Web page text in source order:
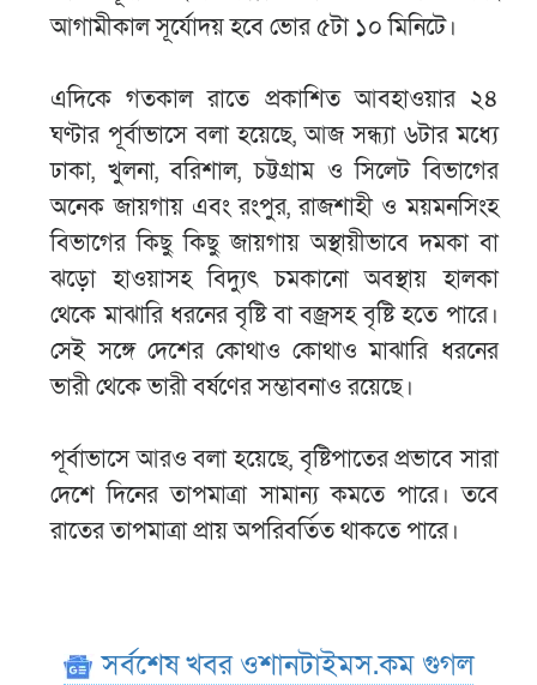
আগামীকাল সূর্যোদয় হবে ভোর ৫টা ১০ মিনিটে।
এদিকে গতকাল রাতে প্রকাশিত আবহাওয়ার ২৪
ঘণ্টার পূর্বাভাসে বলা হয়েছে, আজ সন্ধ্যা ৬টার মধ্যে
ঢাকা, খুলনা, বরিশাল, চট্টগ্রাম ও সিলেট বিভাগের
অনেক জায়গায় এবং রংপুর, রাজশাহী ও ময়মনসিংহ
বিভাগের কিছু কিছু জায়গায় অস্থায়ীভাবে দমকা বা
ঝড়ো হাওয়াসহ বিদ্যুৎ চমকানো অবস্থায় হালকা
থেকে মাঝারি ধরনের বৃষ্টি বা বজ্রসহ বৃষ্টি হতে পারে।
সেই সঙ্গে দেশের কোথাও কোথাও মাঝারি ধরনের
ভারী থেকে ভারী বর্ষণের সম্ভাবনাও রয়েছে।
পূর্বাভাসে আরও বলা হয়েছে, বৃষ্টিপাতের প্রভাবে সারা
দেশে দিনের তাপমাত্রা সামান্য কমতে পারে। তবে
রাতের তাপমাত্রা প্রায় অপরিবর্তিত থাকতে পারে।
সর্বশেষ খবর ওশানটাইমস.কম গুগল